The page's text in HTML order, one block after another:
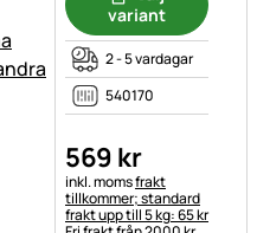
variant
2 - 5 vardagar
540170
569 kr
Skatteinformation:
inkl. momsfrakt
tillkommer; standard
frakt upp till 5 kg: 65 kr